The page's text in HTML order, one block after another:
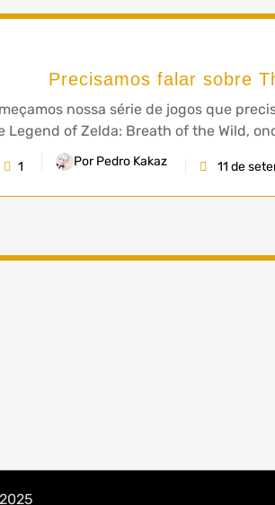
Precisamos falar sobre
nossa série de jogos que
Legend of Zelda: Breath of the Wild,
1 Por Pedro Kakaz 11 de